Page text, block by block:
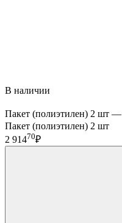
В наличии
Пакет (полиэтилен) 2 шт —
Пакет (полиэтилен) 2 шт
2 91470₽